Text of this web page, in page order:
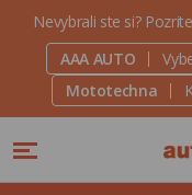
Nevybrali ste si?
AAA AUTO
Mototechna